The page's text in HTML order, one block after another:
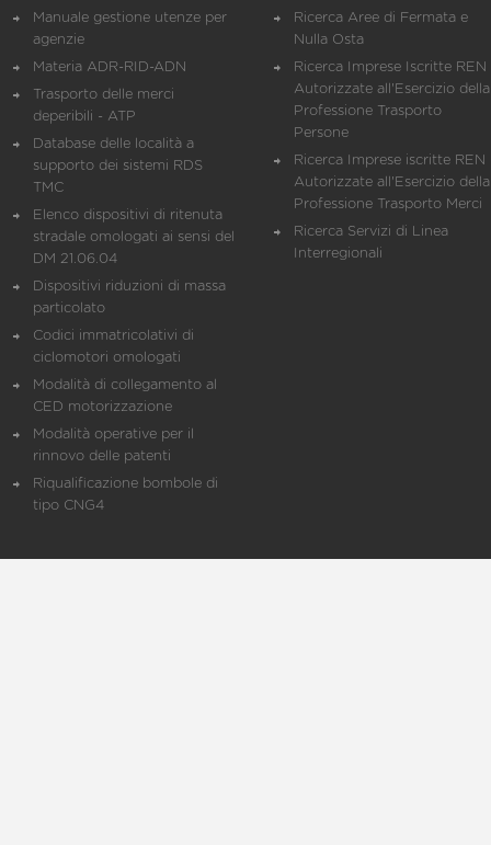
Manuale gestione utenze per
agenzie
Materia ADR-RID-ADN
Trasporto delle merci
deperibili - ATP
Database delle località a
supporto dei sistemi RDS
TMC
Elenco dispositivi di ritenuta
stradale omologati ai sensi del
DM 21.06.04
Dispositivi riduzioni di massa
particolato
Codici immatricolativi di
ciclomotori omologati
Modalità di collegamento al
CED motorizzazione
Modalità operative per il
rinnovo delle patenti
Riqualificazione bombole di
tipo CNG4
Ricerca Aree di Fermata e
Nulla Osta
Ricerca Imprese Iscritte REN
Autorizzate all'Esercizio della
Professione Trasporto
Persone
Ricerca Imprese iscritte REN
Autorizzate all'Esercizio della
Professione Trasporto Merci
Ricerca Servizi di Linea
Interregionali